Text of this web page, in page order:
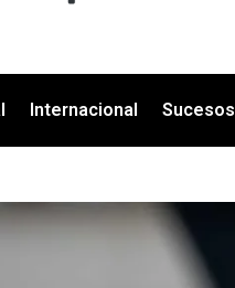
Internacional Sucesos